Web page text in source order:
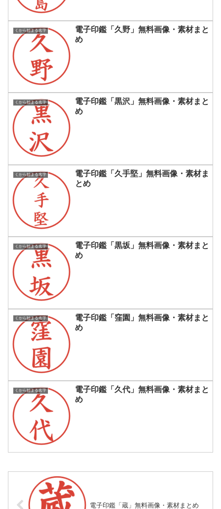
くから始まる名字
電子印鑑「久野」無料画像・素材まと
め
くから始まる名字
電子印鑑「黒沢」無料画像・素材まと
め
くから始まる名字
電子印鑑「久手堅」無料画像・素材ま
とめ
くから始まる名字
電子印鑑「黒坂」無料画像・素材まと
め
くから始まる名字
電子印鑑「窪園」無料画像・素材まと
め
くから始まる名字
電子印鑑「久代」無料画像・素材まと
め
電子印鑑「蔵」無料画像・素材まとめ